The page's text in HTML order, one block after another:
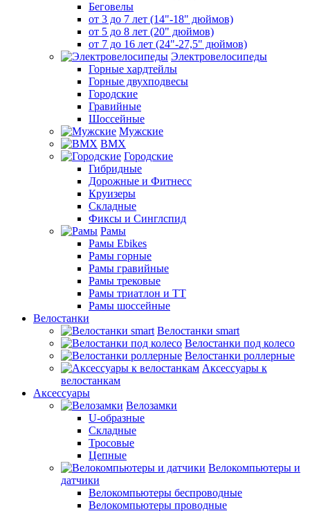
Беговелы
от 3 до 7 лет (14"-18" дюймов)
от 5 до 8 лет (20" дюймов)
от 7 до 16 лет (24"-27,5" дюймов)
Электровелосипеды
Горные хардтейлы
Горные двухподвесы
Городские
Гравийные
Шоссейные
Мужские
BMX
Городские
Гибридные
Дорожные и Фитнесс
Круизеры
Складные
Фиксы и Синглспид
Рамы
Рамы Ebikes
Рамы горные
Рамы гравийные
Рамы трековые
Рамы триатлон и ТТ
Рамы шоссейные
Велостанки
Велостанки smart
Велостанки под колесо
Велостанки роллерные
Аксессуары к
велостанкам
Аксессуары
Велозамки
U-образные
Складные
Тросовые
Цепные
Велокомпьютеры и
датчики
Велокомпьютеры беспроводные
Велокомпьютеры проводные